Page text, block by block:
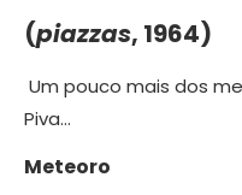
(piazzas, 1964)
Um pouco mais dos
Piva…
Meteoro